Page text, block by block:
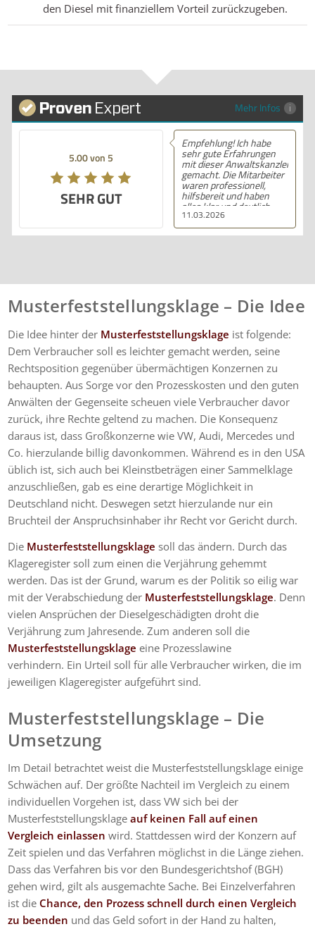
den Diesel mit finanziellem Vorteil zurückzugeben.
Mehr Infos
5.00 von 5
SEHR GUT
11.03.2026
Empfehlung! Ich habe
sehr gute Erfahrungen
mit dieser Anwaltskanzlei
gemacht. Die Mitarbeiter
waren professionell,
hilfsbereit und haben
alles klar und deutlich
erklärt. Ich bin mit der
Beratung sehr zufrieden
und kann ihre
Musterfeststellungsklage – Die Idee
Die Idee hinter der Musterfeststellungsklage ist folgende:
Dem Verbraucher soll es leichter gemacht werden, seine
Rechtsposition gegenüber übermächtigen Konzernen zu
behaupten. Aus Sorge vor den Prozesskosten und den guten
Anwälten der Gegenseite scheuen viele Verbraucher davor
zurück, ihre Rechte geltend zu machen. Die Konsequenz
daraus ist, dass Großkonzerne wie VW, Audi, Mercedes und
Co. hierzulande billig davonkommen. Während es in den USA
üblich ist, sich auch bei Kleinstbeträgen einer Sammelklage
anzuschließen, gab es eine derartige Möglichkeit in
Deutschland nicht. Deswegen setzt hierzulande nur ein
Bruchteil der Anspruchsinhaber ihr Recht vor Gericht durch.
Die Musterfeststellungsklage soll das ändern. Durch das
Klageregister soll zum einen die Verjährung gehemmt
werden. Das ist der Grund, warum es der Politik so eilig war
mit der Verabschiedung der Musterfeststellungsklage. Denn
vielen Ansprüchen der Dieselgeschädigten droht die
Verjährung zum Jahresende. Zum anderen soll die
Musterfeststellungsklage eine Prozesslawine
verhindern. Ein Urteil soll für alle Verbraucher wirken, die im
jeweiligen Klageregister aufgeführt sind.
Musterfeststellungsklage – Die
Umsetzung
Im Detail betrachtet weist die Musterfeststellungsklage einige
Schwächen auf. Der größte Nachteil im Vergleich zu einem
individuellen Vorgehen ist, dass VW sich bei der
Musterfeststellungsklage auf keinen Fall auf einen
Vergleich einlassen wird. Stattdessen wird der Konzern auf
Zeit spielen und das Verfahren möglichst in die Länge ziehen.
Dass das Verfahren bis vor den Bundesgerichtshof (BGH)
gehen wird, gilt als ausgemachte Sache. Bei Einzelverfahren
ist die Chance, den Prozess schnell durch einen Vergleich
zu beenden und das Geld sofort in der Hand zu halten,